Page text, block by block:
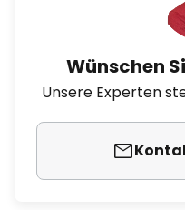
Wünschen
Unsere Experten